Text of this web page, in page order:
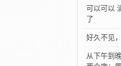
可以可以
了
好久不见
从下午到